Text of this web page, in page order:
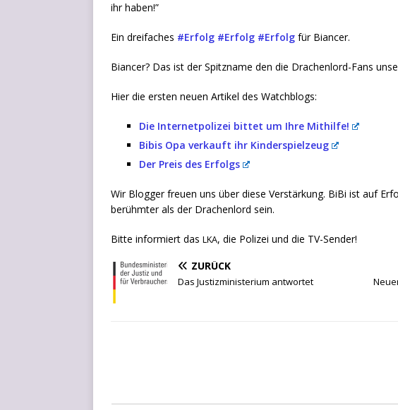
ihr haben!”
Ein drei­fa­ches #Erfolg #Erfolg #Erfolg für Biancer.
Biancer? Das ist der Spitz­na­me den die Dra­chen­lord-Fans
Hier die ers­ten neu­en Arti­kel des Watchblogs:
Die Inter­net­po­li­zei bit­tet um Ihre Mithilfe!
Bibis Opa ver­kauft ihr Kinderspielzeug
Der Preis des Erfolgs
Wir Blog­ger freu­en uns über die­se Ver­stär­kung. BiBi ist auf
berühm­ter als der Dra­chen­lord sein.
Bit­te infor­miert das LKA, die Poli­zei und die TV-Sender!
ZURÜCK
Das Justizministerium antwortet